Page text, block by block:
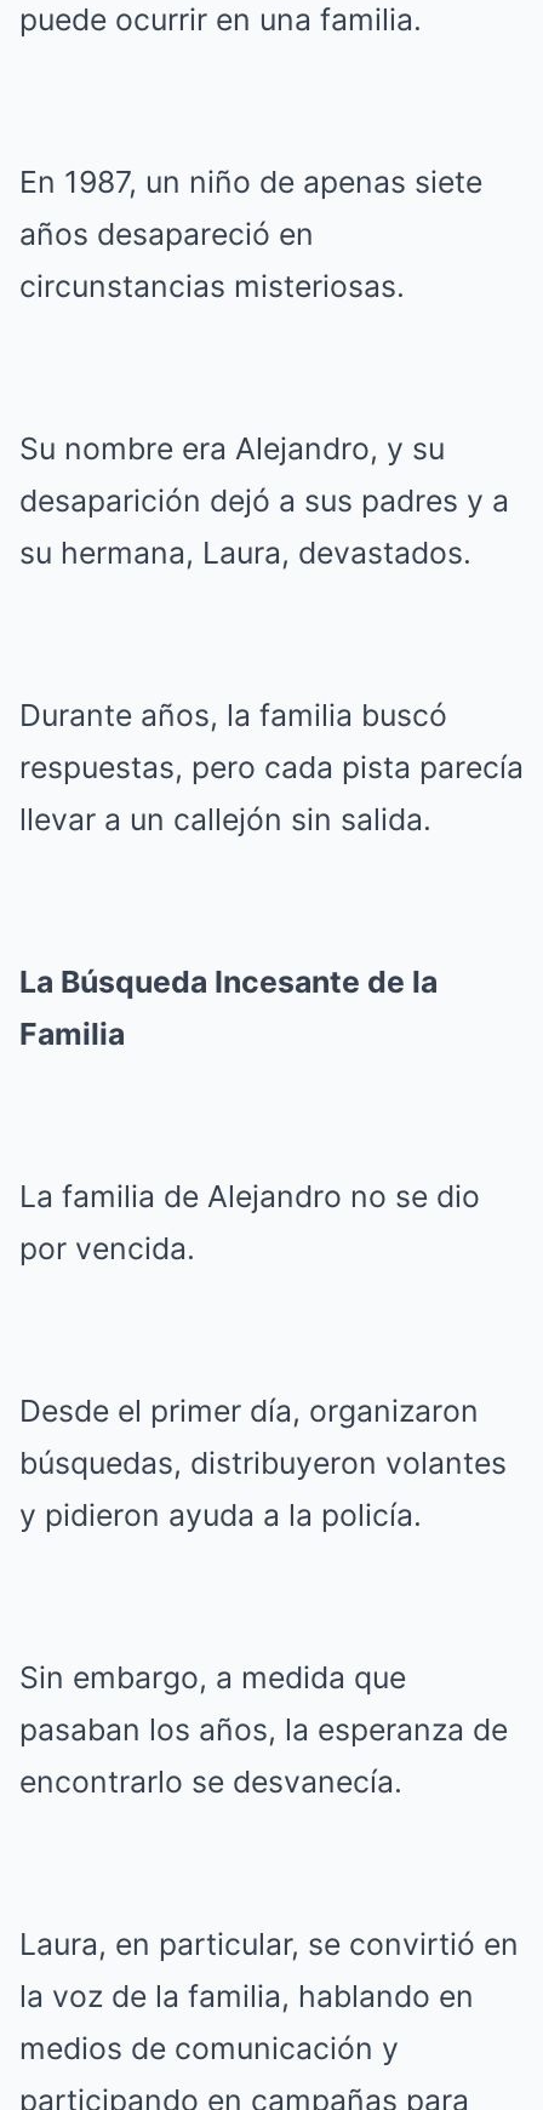
puede ocurrir en una familia.
En 1987, un niño de apenas siete
años desapareció en
circunstancias misteriosas.
Su nombre era Alejandro, y su
desaparición dejó a sus padres y a
su hermana, Laura, devastados.
Durante años, la familia buscó
respuestas, pero cada pista parecía
llevar a un callejón sin salida.
La Búsqueda Incesante de la
Familia
La familia de Alejandro no se dio
por vencida.
Desde el primer día, organizaron
búsquedas, distribuyeron volantes
y pidieron ayuda a la policía.
Sin embargo, a medida que
pasaban los años, la esperanza de
encontrarlo se desvanecía.
Laura, en particular, se convirtió en
la voz de la familia, hablando en
medios de comunicación y
participando en campañas para